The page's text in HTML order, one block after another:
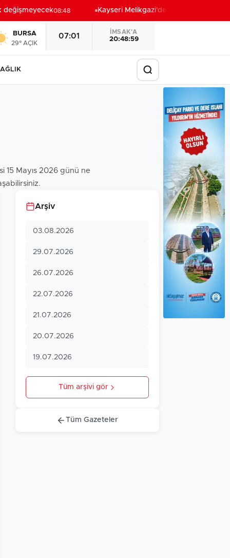
08:48 Kayseri Melikgazi'den ücretsiz yaz
BURSA
29° AÇIK
07:01
İMSAK'A
20:48:58
15 Mayıs 2026 günü ne
Arşiv
03.08.2026
29.07.2026
26.07.2026
22.07.2026
21.07.2026
20.07.2026
19.07.2026
Tüm arşivi gör
Tüm Gazeteler